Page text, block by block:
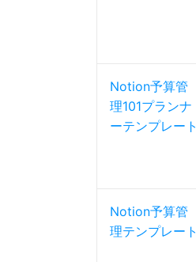
Notion予算管
理101プランナ
ーテンプレート
Notion予算管
理テンプレート